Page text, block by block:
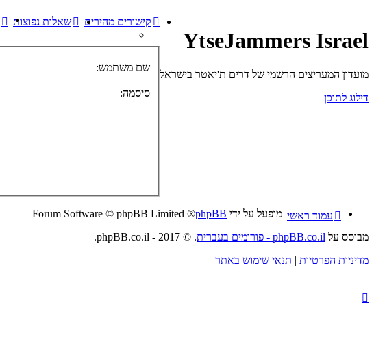
YtseJammers Israel
מועדון המעריצים הרשמי של דרים ת'יאטר בישראל
דילוג לתוכן
קישורים מהירים שאלות נפוצות
שם משתמש:
סיסמה:
עמוד ראשי מופעל על ידי phpBB
® Forum Software © phpBB Limited
מבוסס על phpBB.co.il - פורומים בעברית
. © 2017 - phpBB.co.il.
מדיניות הפרטיות | תנאי שימוש באתר